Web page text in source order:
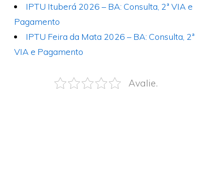
IPTU Ituberá 2026 – BA: Consulta, 2ª VIA e
Pagamento
IPTU Feira da Mata 2026 – BA: Consulta, 2ª
VIA e Pagamento
Avalie.